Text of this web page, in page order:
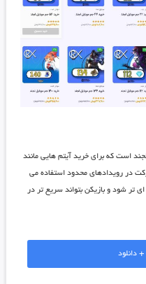
است که برای خرید آیتم ‌هایی مانند
در رویدادهای محدود استفاده می
‌تر شود و بازیکن بتواند سریع ‌تر در
دانلود